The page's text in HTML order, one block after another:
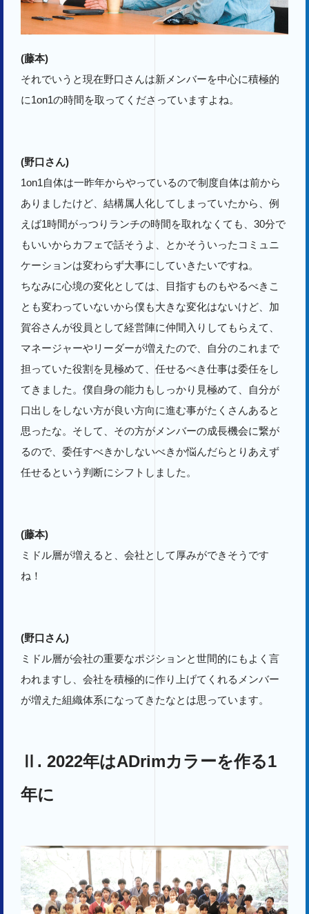
(藤本)
それでいうと現在野口さんは新メンバーを中心に積極的
に1on1の時間を取ってくださっていますよね。
(野口さん)
1on1自体は一昨年からやっているので制度自体は前から
ありましたけど、結構属人化してしまっていたから、例
えば1時間がっつりランチの時間を取れなくても、30分で
もいいからカフェで話そうよ、とかそういったコミュニ
ケーションは変わらず大事にしていきたいですね。
ちなみに心境の変化としては、目指すものもやるべきこ
とも変わっていないから僕も大きな変化はないけど、加
賀谷さんが役員として経営陣に仲間入りしてもらえて、
マネージャーやリーダーが増えたので、自分のこれまで
担っていた役割を見極めて、任せるべき仕事は委任をし
てきました。僕自身の能力もしっかり見極めて、自分が
口出しをしない方が良い方向に進む事がたくさんあると
思ったな。そして、その方がメンバーの成長機会に繋が
るので、委任すべきかしないべきか悩んだらとりあえず
任せるという判断にシフトしました。
(藤本)
ミドル層が増えると、会社として厚みができそうです
ね！
(野口さん)
ミドル層が会社の重要なポジションと世間的にもよく言
われますし、会社を積極的に作り上げてくれるメンバー
が増えた組織体系になってきたなとは思っています。
Ⅱ. 2022年はADrimカラーを作る1
年に